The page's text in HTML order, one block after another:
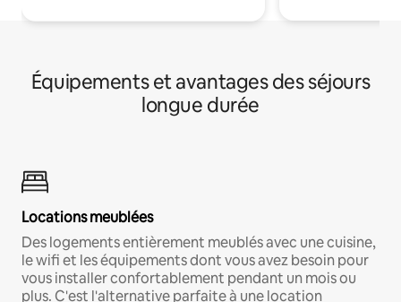
Équipements et avantages des séjours
longue durée
Locations meublées
Des logements entièrement meublés avec une cuisine,
le wifi et les équipements dont vous avez besoin pour
vous installer confortablement pendant un mois ou
plus. C'est l'alternative parfaite à une location